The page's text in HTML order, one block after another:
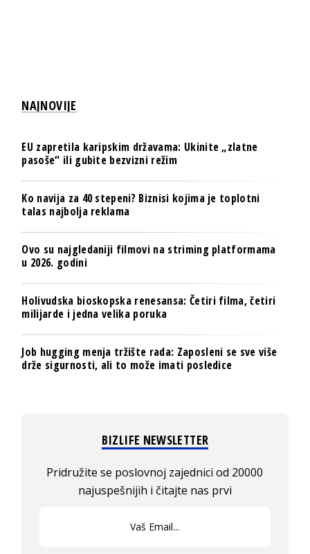
NAJNOVIJE
EU zapretila karipskim državama: Ukinite „zlatne
pasoše“ ili gubite bezvizni režim
Ko navija za 40 stepeni? Biznisi kojima je toplotni
talas najbolja reklama
Ovo su najgledaniji filmovi na striming platformama
u 2026. godini
Holivudska bioskopska renesansa: Četiri filma, četiri
milijarde i jedna velika poruka
Job hugging menja tržište rada: Zaposleni se sve više
drže sigurnosti, ali to može imati posledice
BIZLIFE NEWSLETTER
Pridružite se poslovnoj zajednici od 20000
najuspešnijih i čitajte nas prvi